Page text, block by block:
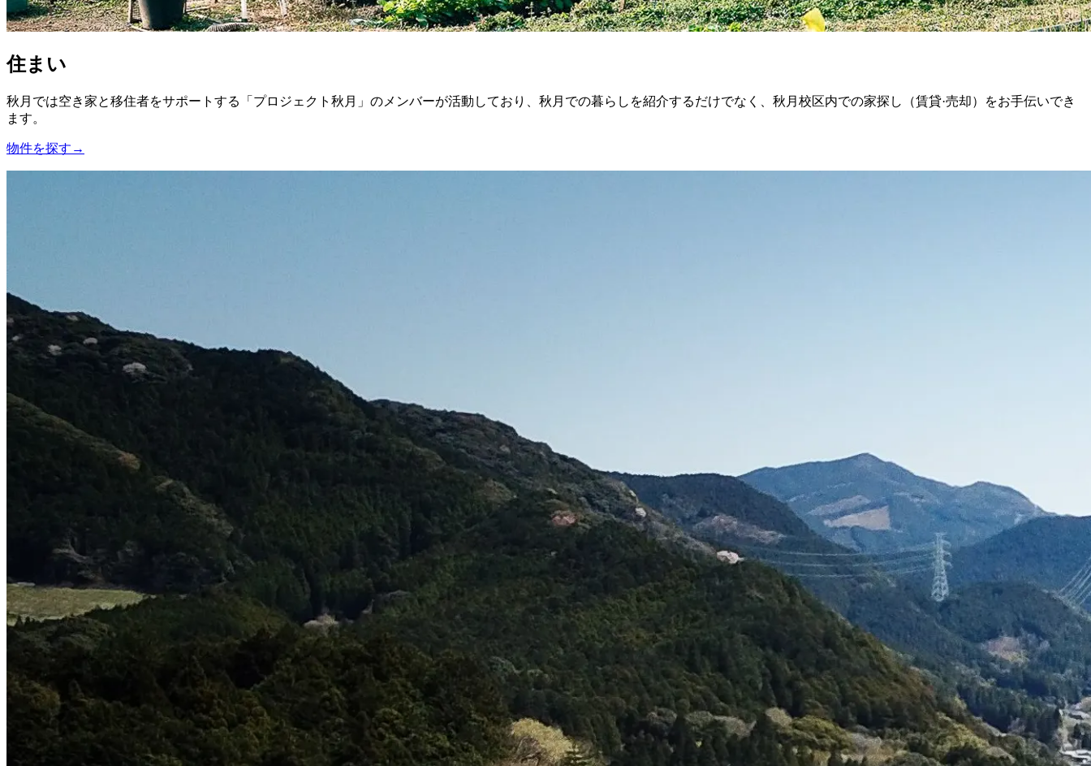
住まい
秋月では空き家と移住者をサポートする「プロジェクト秋月」のメンバーが活動しており、秋月での暮らしを紹介するだけでなく、秋月校区内での家探し（賃貸·売却）をお手伝いでき
ます。
物件を探す→